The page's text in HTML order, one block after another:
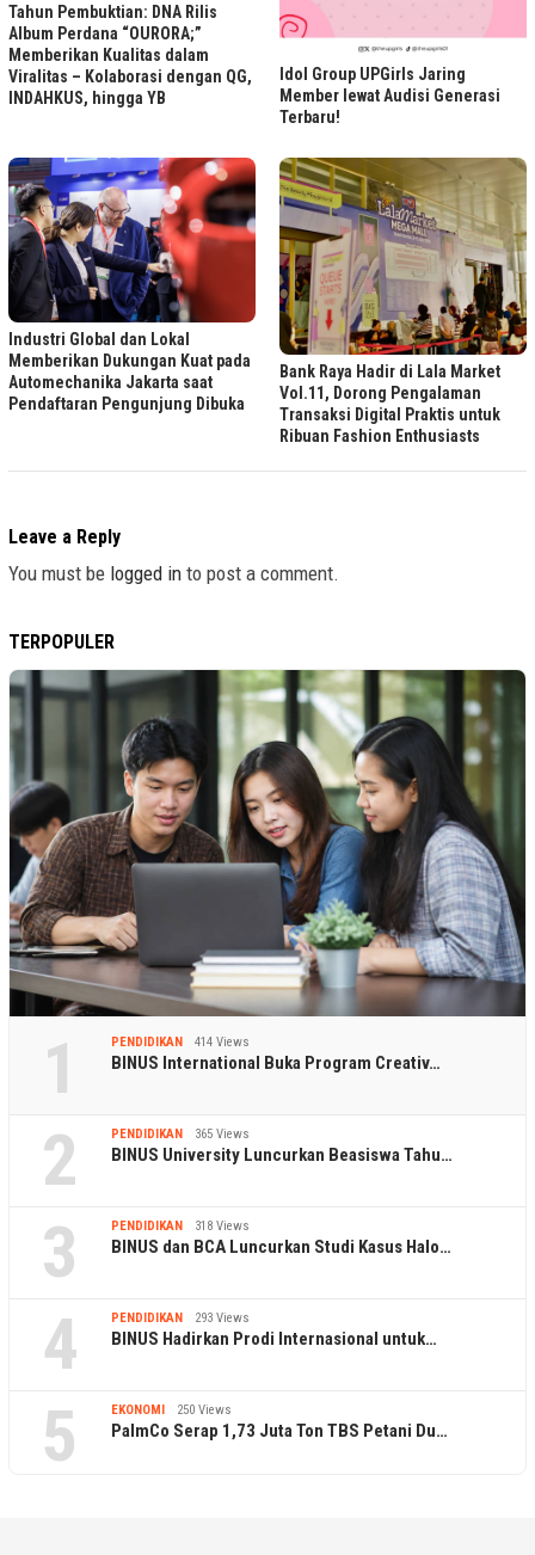
Tahun Pembuktian: DNA Rilis
Album Perdana “OURORA;”
Memberikan Kualitas dalam
Viralitas – Kolaborasi dengan QG,
INDAHKUS, hingga YB
Idol Group UPGirls Jaring
Member lewat Audisi Generasi
Terbaru!
Industri Global dan Lokal
Memberikan Dukungan Kuat pada
Automechanika Jakarta saat
Pendaftaran Pengunjung Dibuka
Bank Raya Hadir di Lala Market
Vol.11, Dorong Pengalaman
Transaksi Digital Praktis untuk
Ribuan Fashion Enthusiasts
Leave a Reply
You must be logged in to post a comment.
TERPOPULER
1 PENDIDIKAN 414 Views
BINUS International Buka Program Creativ…
2 PENDIDIKAN 365 Views
BINUS University Luncurkan Beasiswa Tahu…
3 PENDIDIKAN 318 Views
BINUS dan BCA Luncurkan Studi Kasus Halo…
4 PENDIDIKAN 293 Views
BINUS Hadirkan Prodi Internasional untuk…
5 EKONOMI 250 Views
PalmCo Serap 1,73 Juta Ton TBS Petani Du…